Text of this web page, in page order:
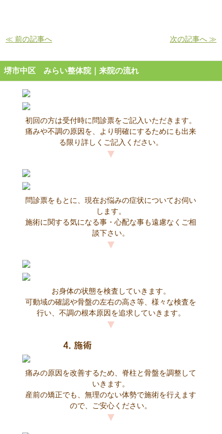
≪ 前の記事へ 次の記事へ ≫
堺市中区 みらい整体院｜来院の流れ
初回の方は受付時に問診票をご記入いただきます。
痛みや不調の原因を、より明確にするためにも出来
る限り詳しくご記入ください。
問診票をもとに、現在お悩みの症状についてお伺い
します。
施術に関する気になる事・心配な事も遠慮なくご相
談下さい。
お身体の状態を検査していきます。
可動域の確認や骨盤の左右の高さ等、様々な検査を
行い、不調の根本原因を追求していきます。
痛みの原因を改善するため、脊柱と骨盤を調整して
いきます。
産前の矯正でも、無理のない体勢で施術を行えます
ので、ご安心ください。